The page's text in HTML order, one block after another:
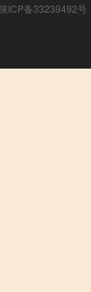
陕ICP备33239492号